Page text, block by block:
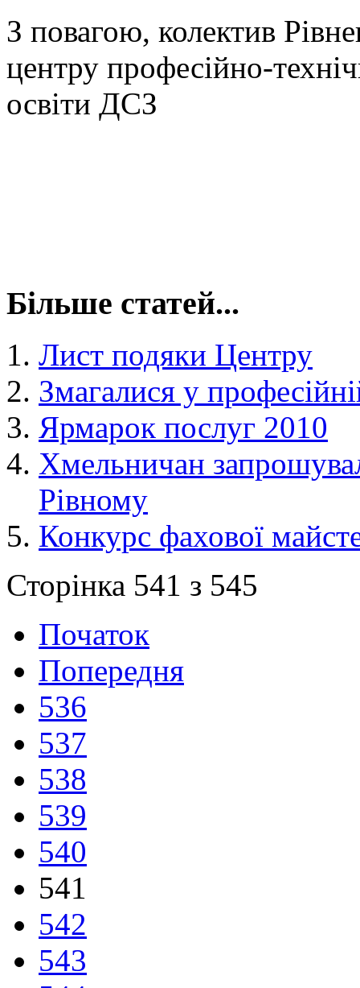
З повагою, колектив
центру професійно-
освіти ДСЗ
Більше статей...
Лист подяки Центру
Змагалися у
Ярмарок послуг 2010
Хмельничан
Рівному
Конкурс фахової
Сторінка 541 з 545
Початок
Попередня
536
537
538
539
540
541
542
543